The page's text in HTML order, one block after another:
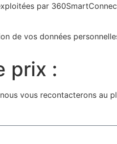
par
de vos données
prix :
vous recontacterons au